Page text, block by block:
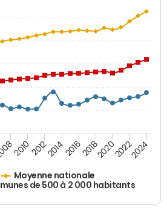
Moyenne nationale
de 500 à 2 000 habitants
20102012201420162018202020222024